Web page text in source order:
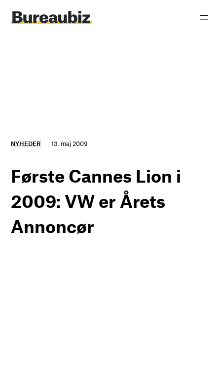
indhold
NYHEDER 13. maj 2009
Første Cannes Lion i
2009: VW er Årets
Annoncør